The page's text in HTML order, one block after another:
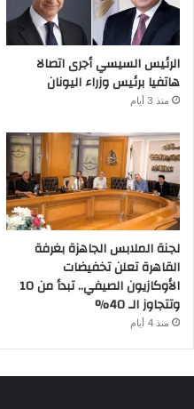
الرئيس السيسي أجرى اتصالا
هاتفيا برئيس وزراء اليونان
منذ 3 أيام
لجنة الملابس الجاهزة بغرفة
القاهرة تعلن تخفيضات
الأوكازيون الصيفي.. تبدأ من 10
وتتجاوز الـ 40%
منذ 4 أيام